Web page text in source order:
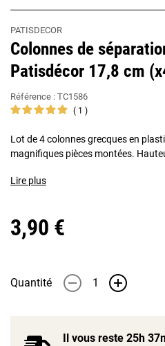
PATISDECOR
Colonnes de
Patisdécor 17,8 cm
Référence : TC1586
1
Lot de 4 colonnes grecques en
magnifiques pièces montées.
Lire plus
3,90 €
Quantité - +
Il vous reste 25h